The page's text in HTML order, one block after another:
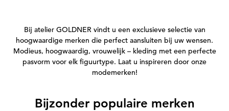
Bij atelier GOLDNER vindt u een exclusieve selectie van
hoogwaardige merken die perfect aansluiten bij uw wensen.
Modieus, hoogwaardig, vrouwelijk – kleding met een perfecte
pasvorm voor elk figuurtype. Laat u inspireren door onze
modemerken!
Bijzonder populaire merken